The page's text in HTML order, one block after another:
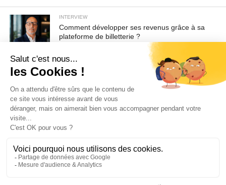
INTERVIEW
Comment développer ses revenus grâce à sa
plateforme de billetterie ?
Pour toute demande d'information ou de désabonnement :